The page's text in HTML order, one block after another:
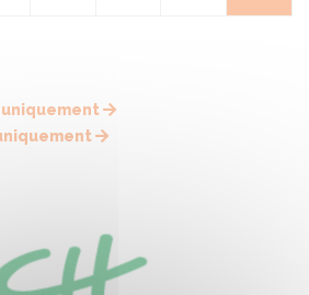
uniquement